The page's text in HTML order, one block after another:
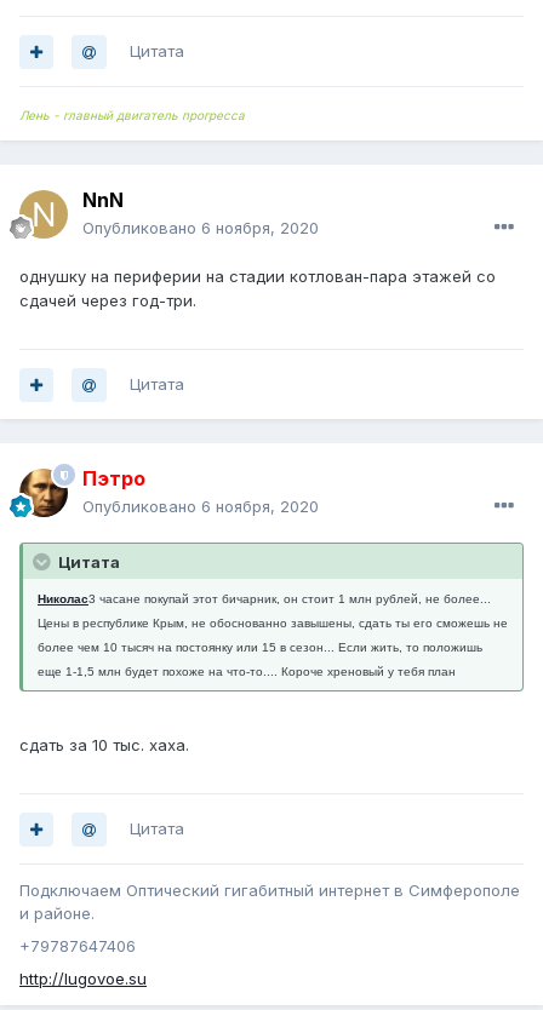
Цитата
Лень - главный двигатель прогресса
NnN
Опубликовано 6 ноября, 2020
однушку на периферии на стадии котлован-пара этажей со
сдачей через год-три.
Цитата
Пэтро
Опубликовано 6 ноября, 2020
Цитата
Николас3 часане покупай этот бичарник, он стоит 1 млн рублей, не более...
Цены в республике Крым, не обоснованно завышены, сдать ты его сможешь не
более чем 10 тысяч на постоянку или 15 в сезон... Если жить, то положишь
еще 1-1,5 млн будет похоже на что-то.... Короче хреновый у тебя план
сдать за 10 тыс. хаха.
Цитата
Подключаем Оптический гигабитный интернет в Симферополе
и районе.
+79787647406
http://lugovoe.su